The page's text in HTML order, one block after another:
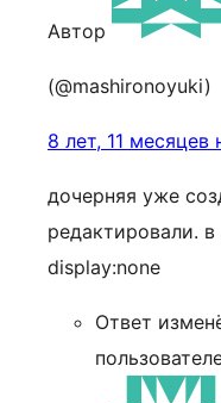
Автор
(@mashironoyuki)
8 лет, 11 месяцев
дочерняя уже
редактировали.
display:none
Ответ